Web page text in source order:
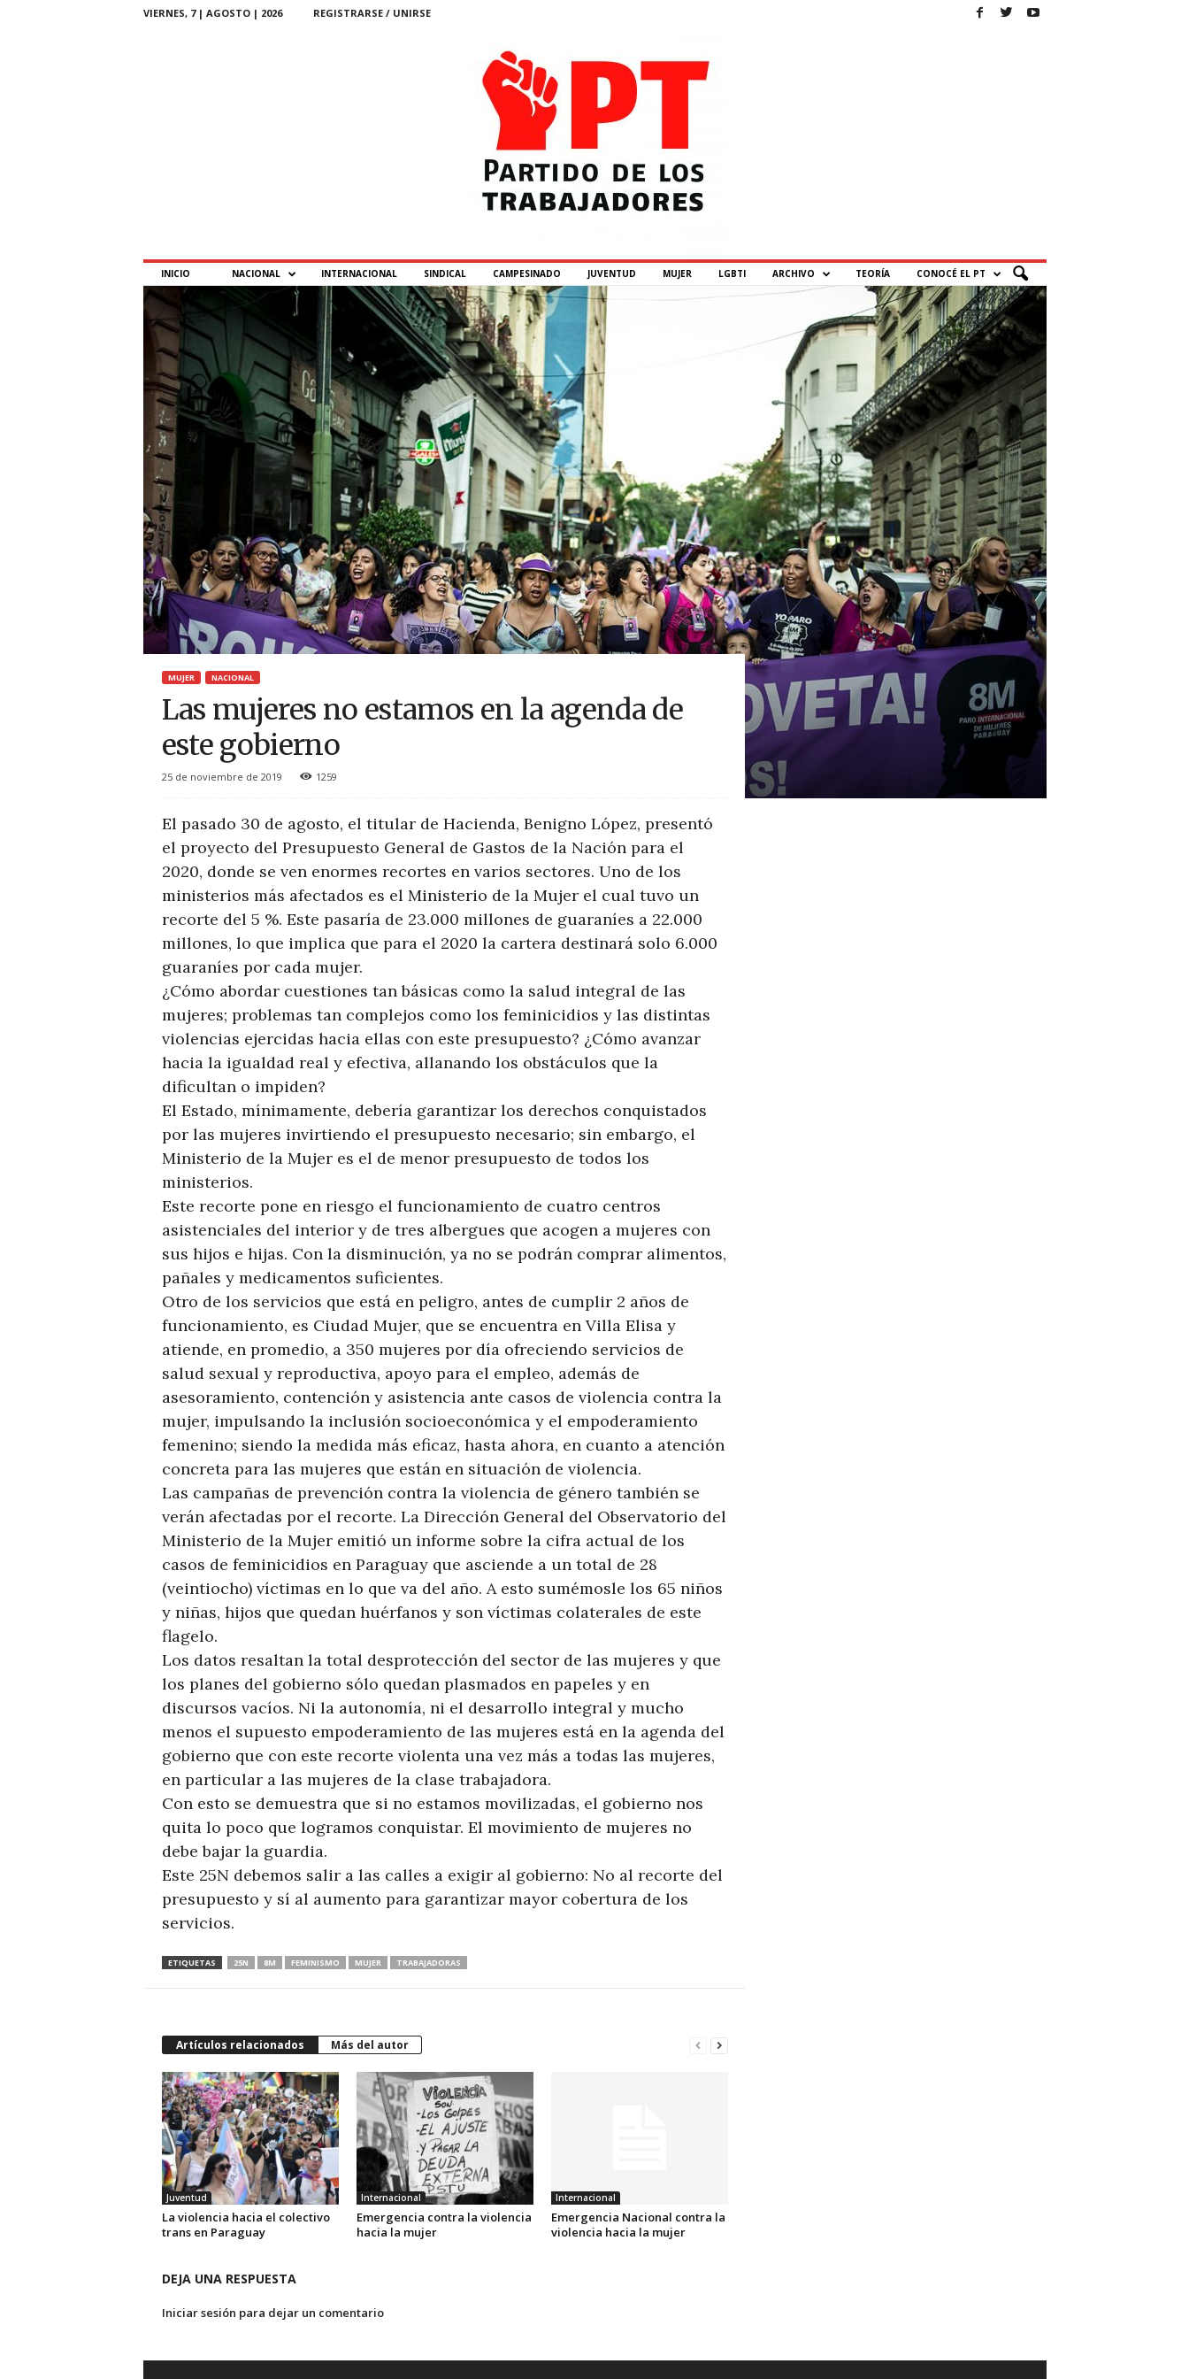
VIERNES, 7 | AGOSTO | 2026 REGISTRARSE / UNIRSE
P
T
–
a
y
INICIO NACIONAL INTERNACIONAL SINDICAL CAMPESINADO JUVENTUD MUJER LGBTI ARCHIVO TEORÍA CONOCÉ EL PT
MUJER NACIONAL
Las mujeres no estamos en la agenda de
este gobierno
25 de noviembre de 2019 1259
El pasado 30 de agosto, el titular de Hacienda, Benigno López, presentó
el proyecto del Presupuesto General de Gastos de la Nación para el
2020, donde se ven enormes recortes en varios sectores. Uno de los
ministerios más afectados es el Ministerio de la Mujer el cual tuvo un
recorte del 5 %. Este pasaría de 23.000 millones de guaraníes a 22.000
millones, lo que implica que para el 2020 la cartera destinará solo 6.000
guaraníes por cada mujer.
¿Cómo abordar cuestiones tan básicas como la salud integral de las
mujeres; problemas tan complejos como los feminicidios y las distintas
violencias ejercidas hacia ellas con este presupuesto? ¿Cómo avanzar
hacia la igualdad real y efectiva, allanando los obstáculos que la
dificultan o impiden?
El Estado, mínimamente, debería garantizar los derechos conquistados
por las mujeres invirtiendo el presupuesto necesario; sin embargo, el
Ministerio de la Mujer es el de menor presupuesto de todos los
ministerios.
Este recorte pone en riesgo el funcionamiento de cuatro centros
asistenciales del interior y de tres albergues que acogen a mujeres con
sus hijos e hijas. Con la disminución, ya no se podrán comprar alimentos,
pañales y medicamentos suficientes.
Otro de los servicios que está en peligro, antes de cumplir 2 años de
funcionamiento, es Ciudad Mujer, que se encuentra en Villa Elisa y
atiende, en promedio, a 350 mujeres por día ofreciendo servicios de
salud sexual y reproductiva, apoyo para el empleo, además de
asesoramiento, contención y asistencia ante casos de violencia contra la
mujer, impulsando la inclusión socioeconómica y el empoderamiento
femenino; siendo la medida más eficaz, hasta ahora, en cuanto a atención
concreta para las mujeres que están en situación de violencia.
Las campañas de prevención contra la violencia de género también se
verán afectadas por el recorte. La Dirección General del Observatorio del
Ministerio de la Mujer emitió un informe sobre la cifra actual de los
casos de feminicidios en Paraguay que asciende a un total de 28
(veintiocho) víctimas en lo que va del año. A esto sumémosle los 65 niños
y niñas, hijos que quedan huérfanos y son víctimas colaterales de este
flagelo.
Los datos resaltan la total desprotección del sector de las mujeres y que
los planes del gobierno sólo quedan plasmados en papeles y en
discursos vacíos. Ni la autonomía, ni el desarrollo integral y mucho
menos el supuesto empoderamiento de las mujeres está en la agenda del
gobierno que con este recorte violenta una vez más a todas las mujeres,
en particular a las mujeres de la clase trabajadora.
Con esto se demuestra que si no estamos movilizadas, el gobierno nos
quita lo poco que logramos conquistar. El movimiento de mujeres no
debe bajar la guardia.
Este 25N debemos salir a las calles a exigir al gobierno: No al recorte del
presupuesto y sí al aumento para garantizar mayor cobertura de los
servicios.
ETIQUETAS 25N 8M FEMINISMO MUJER TRABAJADORAS
Artículos relacionados Más del autor
Juventud
La violencia hacia el colectivo
trans en Paraguay
Internacional
Emergencia contra la violencia
hacia la mujer
Internacional
Emergencia Nacional contra la
violencia hacia la mujer
DEJA UNA RESPUESTA
Iniciar sesión para dejar un comentario